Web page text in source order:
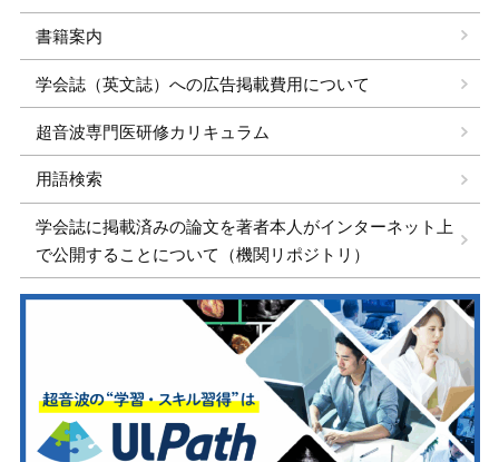
書籍案内
学会誌（英文誌）への広告掲載費用について
超音波専門医研修カリキュラム
用語検索
学会誌に掲載済みの論文を著者本人がインターネット上
で公開することについて（機関リポジトリ）